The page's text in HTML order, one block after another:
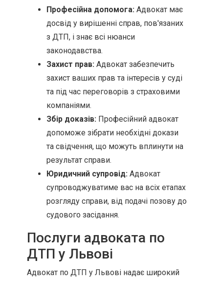
Професійна допомога: Адвокат має
досвід у вирішенні справ, пов'язаних
з ДТП, і знає всі нюанси
законодавства.
Захист прав: Адвокат забезпечить
захист ваших прав та інтересів у суді
та під час переговорів з страховими
компаніями.
Збір доказів: Професійний адвокат
допоможе зібрати необхідні докази
та свідчення, що можуть вплинути на
результат справи.
Юридичний супровід: Адвокат
супроводжуватиме вас на всіх етапах
розгляду справи, від подачі позову до
судового засідання.
Послуги адвоката по
ДТП у Львові
Адвокат по ДТП у Львові надає широкий